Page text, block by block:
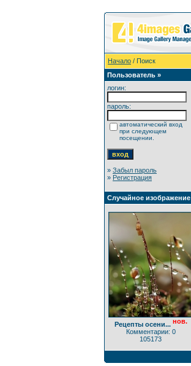
Начало / Поиск
Пользователь »
логин:
пароль:
автоматический вход
при следующем
посещении.
» Забыл пароль
» Регистрация
Случайное изображение
Рецепты осени... нов.
Комментарии: 0
105173